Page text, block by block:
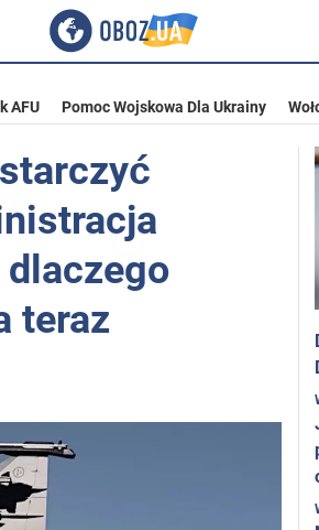
AFU Pomoc Wojskowa Dla Ukrainy
teraz